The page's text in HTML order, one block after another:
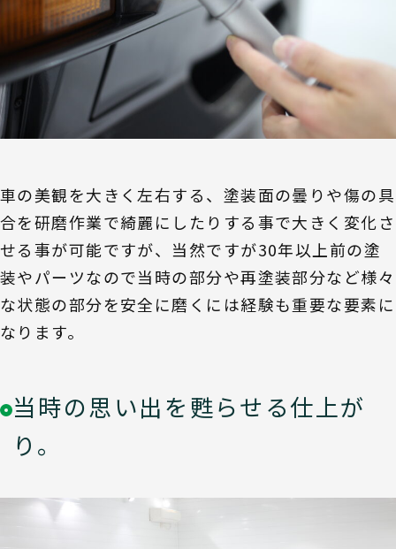
車の美観を大きく左右する、塗装面の曇りや傷の具
合を研磨作業で綺麗にしたりする事で大きく変化さ
せる事が可能ですが、当然ですが30年以上前の塗
装やパーツなので当時の部分や再塗装部分など様々
な状態の部分を安全に磨くには経験も重要な要素に
なります。
当時の思い出を甦らせる仕上が
り。